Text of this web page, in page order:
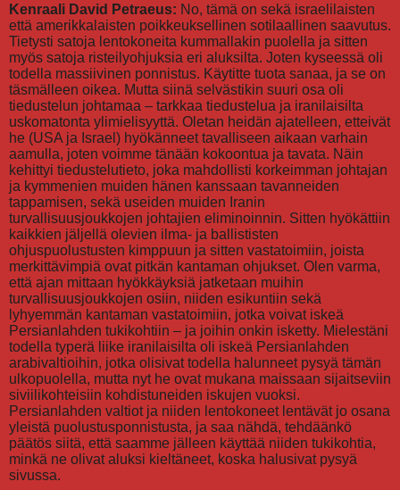
Kenraali David Petraeus: No, tämä on sekä israelilaisten
että amerikkalaisten poikkeuksellinen sotilaallinen saavutus.
Tietysti satoja lentokoneita kummallakin puolella ja sitten
myös satoja risteilyohjuksia eri aluksilta. Joten kyseessä oli
todella massiivinen ponnistus. Käytitte tuota sanaa, ja se on
täsmälleen oikea. Mutta siinä selvästikin suuri osa oli
tiedustelun johtamaa – tarkkaa tiedustelua ja iranilaisilta
uskomatonta ylimielisyyttä. Oletan heidän ajatelleen, etteivät
he (USA ja Israel) hyökänneet tavalliseen aikaan varhain
aamulla, joten voimme tänään kokoontua ja tavata. Näin
kehittyi tiedustelutieto, joka mahdollisti korkeimman johtajan
ja kymmenien muiden hänen kanssaan tavanneiden
tappamisen, sekä useiden muiden Iranin
turvallisuusjoukkojen johtajien eliminoinnin. Sitten hyökättiin
kaikkien jäljellä olevien ilma- ja ballististen
ohjuspuolustusten kimppuun ja sitten vastatoimiin, joista
merkittävimpiä ovat pitkän kantaman ohjukset. Olen varma,
että ajan mittaan hyökkäyksiä jatketaan muihin
turvallisuusjoukkojen osiin, niiden esikuntiin sekä
lyhyemmän kantaman vastatoimiin, jotka voivat iskeä
Persianlahden tukikohtiin – ja joihin onkin isketty. Mielestäni
todella typerä liike iranilaisilta oli iskeä Persianlahden
arabivaltioihin, jotka olisivat todella halunneet pysyä tämän
ulkopuolella, mutta nyt he ovat mukana maissaan sijaitseviin
siviilikohteisiin kohdistuneiden iskujen vuoksi.
Persianlahden valtiot ja niiden lentokoneet lentävät jo osana
yleistä puolustusponnistusta, ja saa nähdä, tehdäänkö
päätös siitä, että saamme jälleen käyttää niiden tukikohtia,
minkä ne olivat aluksi kieltäneet, koska halusivat pysyä
sivussa.